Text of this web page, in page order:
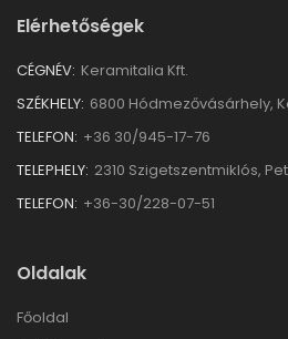
Elérhetőségek
CÉGNÉV: Keramitalia Kft.
SZÉKHELY: 6800 Hódmezővásárhely,
TELEFON: +36 30/945-17-76
TELEPHELY: 2310 Szigetszentmiklós,
TELEFON: +36-30/228-07-51
Oldalak
Főoldal